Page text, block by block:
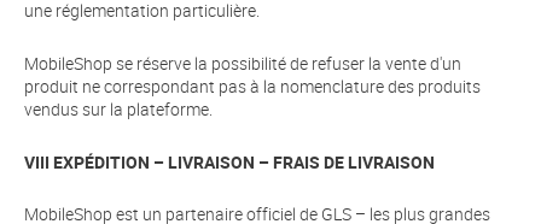
une réglementation particulière.
MobileShop se réserve la possibilité de refuser la vente d'un
produit ne correspondant pas à la nomenclature des produits
vendus sur la plateforme.
VIII EXPÉDITION – LIVRAISON – FRAIS DE LIVRAISON
MobileShop est un partenaire officiel de GLS – les plus grandes